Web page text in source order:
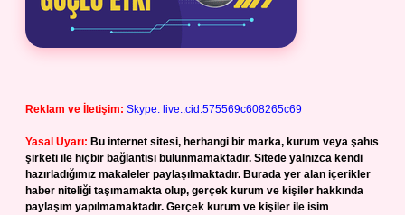
Reklam ve İletişim: Skype: live:.cid.575569c608265c69
Yasal Uyarı: Bu internet sitesi, herhangi bir marka, kurum veya şahıs
şirketi ile hiçbir bağlantısı bulunmamaktadır. Sitede yalnızca kendi
hazırladığımız makaleler paylaşılmaktadır. Burada yer alan içerikler
haber niteliği taşımamakta olup, gerçek kurum ve kişiler hakkında
paylaşım yapılmamaktadır. Gerçek kurum ve kişiler ile isim